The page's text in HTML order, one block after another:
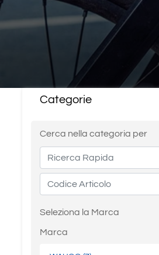
Categorie
Cerca nella categoria per
Seleziona la Marca
Marca